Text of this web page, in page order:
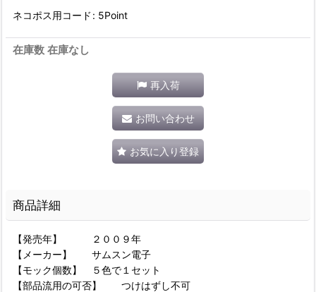
ネコポス用コード : 5Point
在庫数 在庫なし
再入荷
お問い合わせ
お気に入り登録
商品詳細
【発売年】 ２００９年
【メーカー】 サムスン電子
【モック個数】 ５色で１セット
【部品流用の可否】 つけはずし不可